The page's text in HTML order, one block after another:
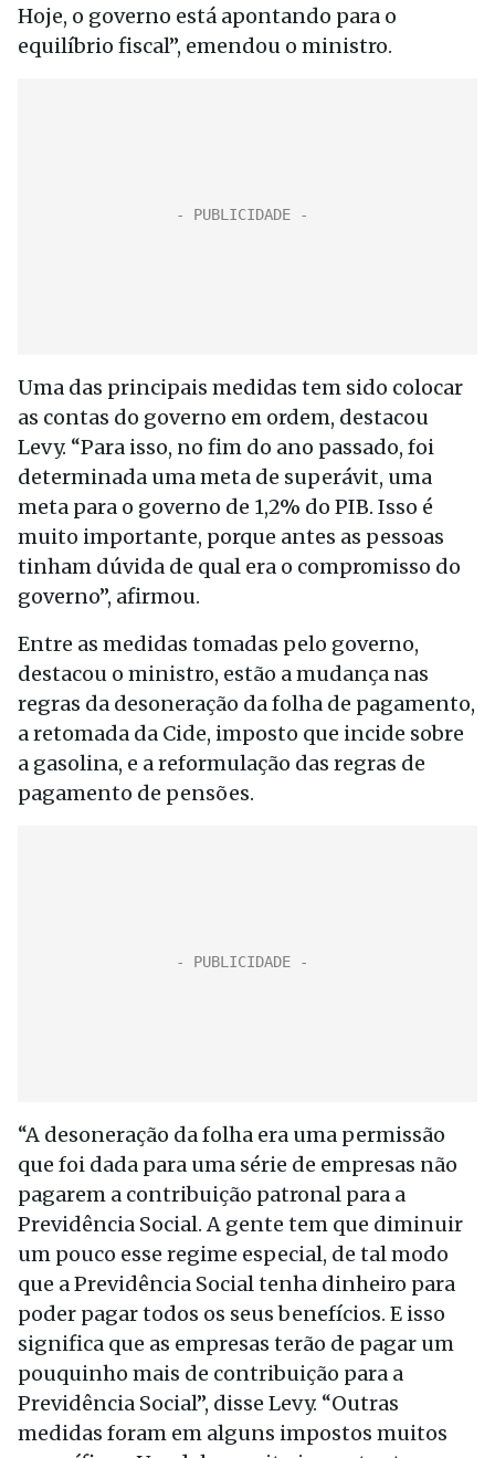
Hoje, o governo está apontando para o
equilíbrio fiscal”, emendou o ministro.
Uma das principais medidas tem sido colocar
as contas do governo em ordem, destacou
Levy. “Para isso, no fim do ano passado, foi
determinada uma meta de superávit, uma
meta para o governo de 1,2% do PIB. Isso é
muito importante, porque antes as pessoas
tinham dúvida de qual era o compromisso do
governo”, afirmou.
Entre as medidas tomadas pelo governo,
destacou o ministro, estão a mudança nas
regras da desoneração da folha de pagamento,
a retomada da Cide, imposto que incide sobre
a gasolina, e a reformulação das regras de
pagamento de pensões.
“A desoneração da folha era uma permissão
que foi dada para uma série de empresas não
pagarem a contribuição patronal para a
Previdência Social. A gente tem que diminuir
um pouco esse regime especial, de tal modo
que a Previdência Social tenha dinheiro para
poder pagar todos os seus benefícios. E isso
significa que as empresas terão de pagar um
pouquinho mais de contribuição para a
Previdência Social”, disse Levy. “Outras
medidas foram em alguns impostos muitos